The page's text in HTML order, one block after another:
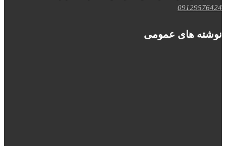
09129576424
نوشته های عمومی